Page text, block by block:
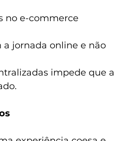
no e-commerce
jornada online e não
impede que a